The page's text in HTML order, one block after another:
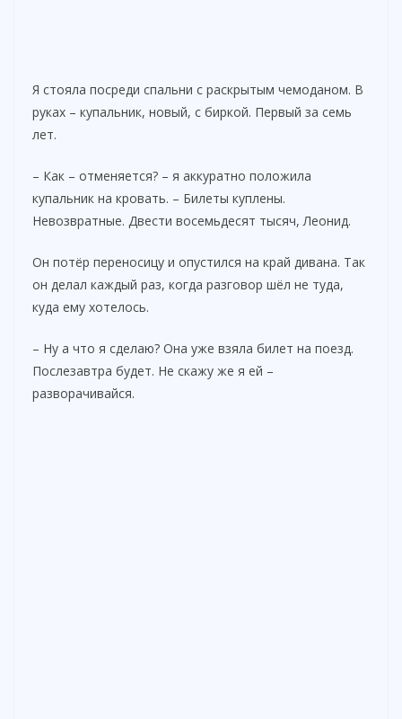
Я стояла посреди спальни с раскрытым чемоданом. В
руках – купальник, новый, с биркой. Первый за семь
лет.
– Как – отменяется? – я аккуратно положила
купальник на кровать. – Билеты куплены.
Невозвратные. Двести восемьдесят тысяч, Леонид.
Он потёр переносицу и опустился на край дивана. Так
он делал каждый раз, когда разговор шёл не туда,
куда ему хотелось.
– Ну а что я сделаю? Она уже взяла билет на поезд.
Послезавтра будет. Не скажу же я ей –
разворачивайся.